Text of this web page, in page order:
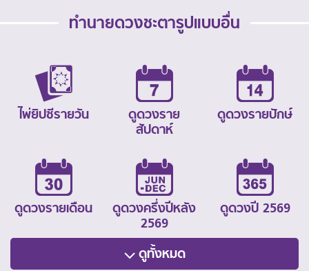
ทำนายดวงชะตารูปแบบอื่น
ไพ่ยิปซีรายวัน
ดูดวงราย
สัปดาห์
ดูดวงรายปักษ์
ดูดวงรายเดือน
ดูดวงครึ่งปีหลัง
2569
ดูดวงปี 2569
ดูทั้งหมด